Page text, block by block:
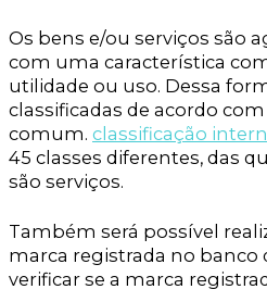
Os bens e/ou serviços são
com uma característica
utilidade ou uso. Dessa
classificadas de acordo
comum. classificação
45 classes diferentes, das
são serviços.
Também será possível
marca registrada no banco
verificar se a marca